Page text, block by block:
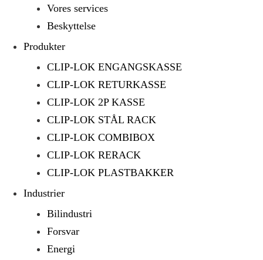
Vores services
Beskyttelse
Produkter
CLIP-LOK ENGANGSKASSE
CLIP-LOK RETURKASSE
CLIP-LOK 2P KASSE
CLIP-LOK STÅL RACK
CLIP-LOK COMBIBOX
CLIP-LOK RERACK
CLIP-LOK PLASTBAKKER
Industrier
Bilindustri
Forsvar
Energi